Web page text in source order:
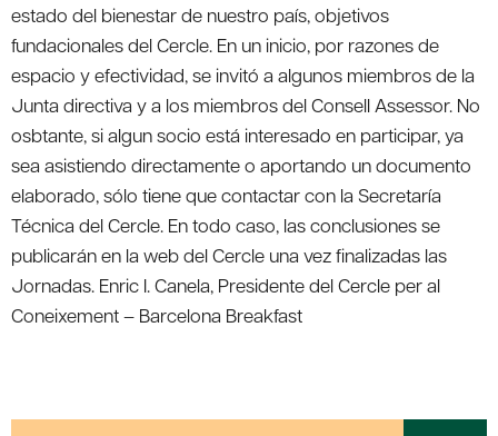
estado del bienestar de nuestro país, objetivos
fundacionales del Cercle. En un inicio, por razones de
espacio y efectividad, se invitó a algunos miembros de la
Junta directiva y a los miembros del Consell Assessor. No
osbtante, si algun socio está interesado en participar, ya
sea asistiendo directamente o aportando un documento
elaborado, sólo tiene que contactar con la Secretaría
Técnica del Cercle. En todo caso, las conclusiones se
publicarán en la web del Cercle una vez finalizadas las
Jornadas. Enric I. Canela, Presidente del Cercle per al
Coneixement – Barcelona Breakfast